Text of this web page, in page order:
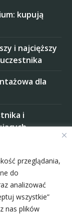
przeglądania,
do
analizować
wszystkie”
nas plików
kupują
i najcięższy
dla
i